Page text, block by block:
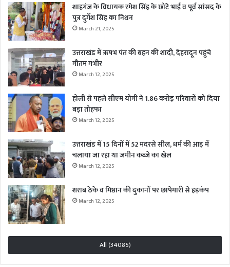
शाहगंज के विधायक रमेश सिंह के छोटे भाई व पूर्व सांसद के
पुत्र दुर्गेश सिंह का निधन
March 21, 2025
उत्तराखंड में ऋषभ पंत की बहन की शादी, देहरादून पहुंचे
गौतम गंभीर
March 12, 2025
होली से पहले सीएम योगी ने 1.86 करोड़ परिवारों को दिया
बड़ा तोहफा
March 12, 2025
उत्तराखंड में 15 दिनों में 52 मदरसे सील, धर्म की आड़ में
चलाया जा रहा था जमीन कब्जे का खेल
March 12, 2025
शराब ठेके व मिष्ठान की दुकानों पर छापेमारी से हड़कंप
March 12, 2025
All (34085)